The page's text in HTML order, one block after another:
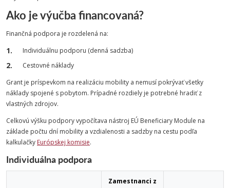
Ako je výučba financovaná?
Finančná podpora je rozdelená na:
Individuálnu podporu (denná sadzba)
Cestovné náklady
Grant je príspevkom na realizáciu mobility a nemusí pokrývať všetky
náklady spojené s pobytom. Prípadné rozdiely je potrebné hradiť z
vlastných zdrojov.
Celkovú výšku podpory vypočítava nástroj EÚ Beneficiary Module na
základe počtu dní mobility a vzdialenosti a sadzby na cestu podľa
kalkulačky Európskej komisie.
Individuálna podpora
Zamestnanci z